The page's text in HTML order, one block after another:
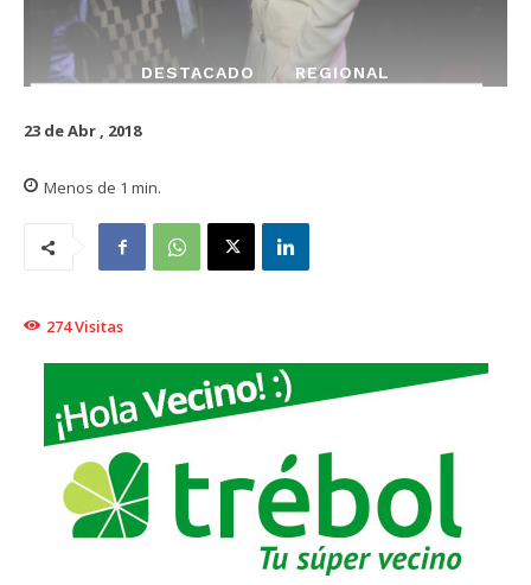
DESTACADO REGIONAL
23 de Abr , 2018
Menos de 1 min.
274Visitas